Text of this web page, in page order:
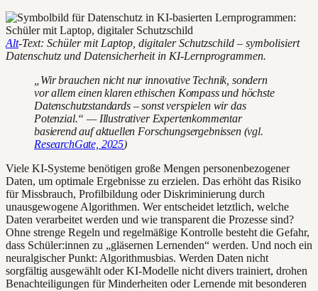
Alt-Text: Schüler mit Laptop, digitaler Schutzschild – symbolisiert
Datenschutz und Datensicherheit in KI-Lernprogrammen.
„Wir brauchen nicht nur innovative Technik, sondern
vor allem einen klaren ethischen Kompass und höchste
Datenschutzstandards – sonst verspielen wir das
Potenzial.“ — Illustrativer Expertenkommentar
basierend auf aktuellen Forschungsergebnissen (vgl.
ResearchGate, 2025)
Viele KI-Systeme benötigen große Mengen personenbezogener
Daten, um optimale Ergebnisse zu erzielen. Das erhöht das Risiko
für Missbrauch, Profilbildung oder Diskriminierung durch
unausgewogene Algorithmen. Wer entscheidet letztlich, welche
Daten verarbeitet werden und wie transparent die Prozesse sind?
Ohne strenge Regeln und regelmäßige Kontrolle besteht die Gefahr,
dass Schüler:innen zu „gläsernen Lernenden“ werden. Und noch ein
neuralgischer Punkt: Algorithmusbias. Werden Daten nicht
sorgfältig ausgewählt oder KI-Modelle nicht divers trainiert, drohen
Benachteiligungen für Minderheiten oder Lernende mit besonderen